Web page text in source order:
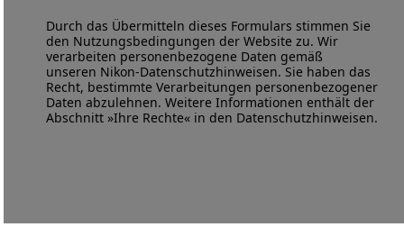
Durch das Übermitteln dieses Formulars stimmen Sie
den Nutzungsbedingungen der Website zu. Wir
verarbeiten personenbezogene Daten gemäß
unseren Nikon-Datenschutzhinweisen. Sie haben das
Recht, bestimmte Verarbeitungen personenbezogener
Daten abzulehnen. Weitere Informationen enthält der
Abschnitt »Ihre Rechte« in den Datenschutzhinweisen.